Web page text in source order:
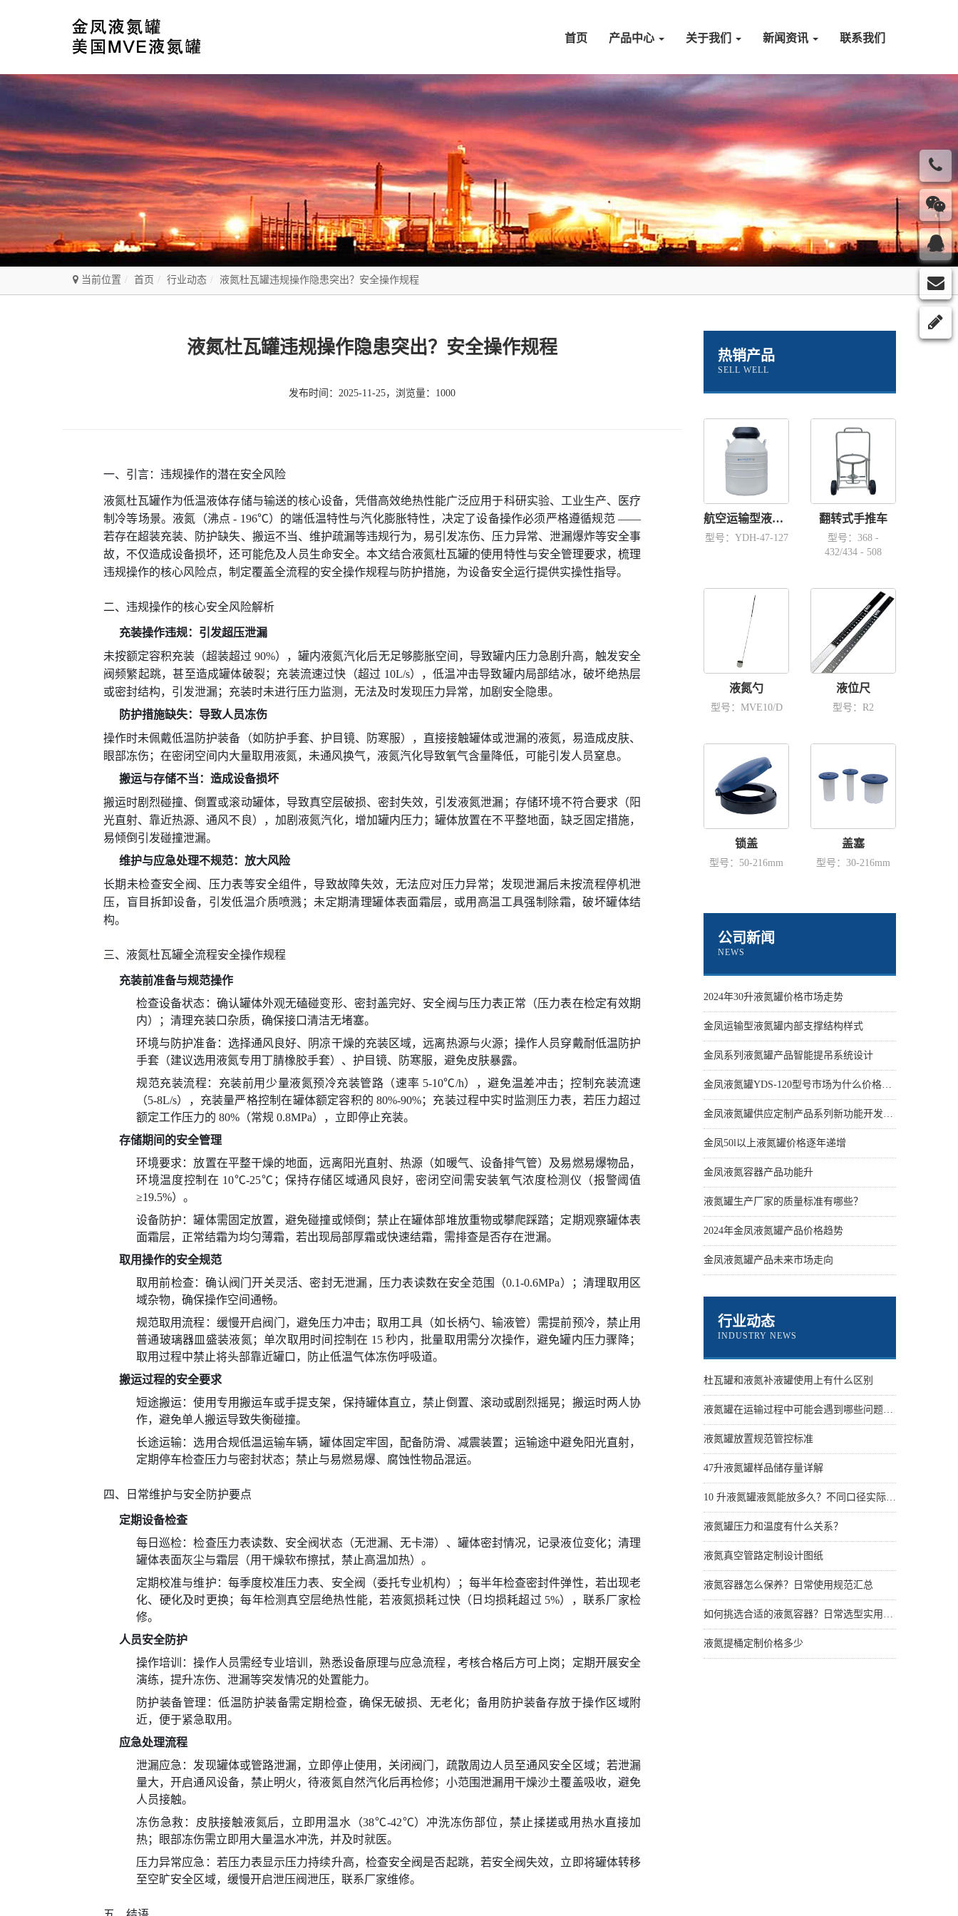
首页 产品中心 关于我们 新闻资讯 联系我们
当前位置 首页 行业动态 液氮杜瓦罐违规操作隐患突出？安全操作规程
液氮杜瓦罐违规操作隐患突出？安全操作规程
发布时间：2025-11-25，浏览量：1000
一、引言：违规操作的潜在安全风险
液氮杜瓦罐作为低温液体存储与输送的核心设备，凭借高效绝热性能广泛应用于科研实验、工业生产、医疗
制冷等场景。液氮（沸点 - 196℃）的端低温特性与汽化膨胀特性，决定了设备操作必须严格遵循规范 ——
若存在超装充装、防护缺失、搬运不当、维护疏漏等违规行为，易引发冻伤、压力异常、泄漏爆炸等安全事
故，不仅造成设备损坏，还可能危及人员生命安全。本文结合液氮杜瓦罐的使用特性与安全管理要求，梳理
违规操作的核心风险点，制定覆盖全流程的安全操作规程与防护措施，为设备安全运行提供实操性指导。
二、违规操作的核心安全风险解析
充装操作违规：引发超压泄漏
未按额定容积充装（超装超过 90%），罐内液氮汽化后无足够膨胀空间，导致罐内压力急剧升高，触发安全
阀频繁起跳，甚至造成罐体破裂；充装流速过快（超过 10L/s），低温冲击导致罐内局部结冰，破坏绝热层
或密封结构，引发泄漏；充装时未进行压力监测，无法及时发现压力异常，加剧安全隐患。
防护措施缺失：导致人员冻伤
操作时未佩戴低温防护装备（如防护手套、护目镜、防寒服），直接接触罐体或泄漏的液氮，易造成皮肤、
眼部冻伤；在密闭空间内大量取用液氮，未通风换气，液氮汽化导致氧气含量降低，可能引发人员窒息。
搬运与存储不当：造成设备损坏
搬运时剧烈碰撞、倒置或滚动罐体，导致真空层破损、密封失效，引发液氮泄漏；存储环境不符合要求（阳
光直射、靠近热源、通风不良），加剧液氮汽化，增加罐内压力；罐体放置在不平整地面，缺乏固定措施，
易倾倒引发碰撞泄漏。
维护与应急处理不规范：放大风险
长期未检查安全阀、压力表等安全组件，导致故障失效，无法应对压力异常；发现泄漏后未按流程停机泄
压，盲目拆卸设备，引发低温介质喷溅；未定期清理罐体表面霜层，或用高温工具强制除霜，破坏罐体结
构。
三、液氮杜瓦罐全流程安全操作规程
充装前准备与规范操作
检查设备状态：确认罐体外观无磕碰变形、密封盖完好、安全阀与压力表正常（压力表在检定有效期
内）；清理充装口杂质，确保接口清洁无堵塞。
环境与防护准备：选择通风良好、阴凉干燥的充装区域，远离热源与火源；操作人员穿戴耐低温防护
手套（建议选用液氮专用丁腈橡胶手套）、护目镜、防寒服，避免皮肤暴露。
规范充装流程：充装前用少量液氮预冷充装管路（速率 5-10℃/h），避免温差冲击；控制充装流速
（5-8L/s），充装量严格控制在罐体额定容积的 80%-90%；充装过程中实时监测压力表，若压力超过
额定工作压力的 80%（常规 0.8MPa），立即停止充装。
存储期间的安全管理
环境要求：放置在平整干燥的地面，远离阳光直射、热源（如暖气、设备排气管）及易燃易爆物品，
环境温度控制在 10℃-25℃；保持存储区域通风良好，密闭空间需安装氧气浓度检测仪（报警阈值
≥19.5%）。
设备防护：罐体需固定放置，避免碰撞或倾倒；禁止在罐体部堆放重物或攀爬踩踏；定期观察罐体表
面霜层，正常结霜为均匀薄霜，若出现局部厚霜或快速结霜，需排查是否存在泄漏。
取用操作的安全规范
取用前检查：确认阀门开关灵活、密封无泄漏，压力表读数在安全范围（0.1-0.6MPa）；清理取用区
域杂物，确保操作空间通畅。
规范取用流程：缓慢开启阀门，避免压力冲击；取用工具（如长柄勺、输液管）需提前预冷，禁止用
普通玻璃器皿盛装液氮；单次取用时间控制在 15 秒内，批量取用需分次操作，避免罐内压力骤降；
取用过程中禁止将头部靠近罐口，防止低温气体冻伤呼吸道。
搬运过程的安全要求
短途搬运：使用专用搬运车或手提支架，保持罐体直立，禁止倒置、滚动或剧烈摇晃；搬运时两人协
作，避免单人搬运导致失衡碰撞。
长途运输：选用合规低温运输车辆，罐体固定牢固，配备防滑、减震装置；运输途中避免阳光直射，
定期停车检查压力与密封状态；禁止与易燃易爆、腐蚀性物品混运。
四、日常维护与安全防护要点
定期设备检查
每日巡检：检查压力表读数、安全阀状态（无泄漏、无卡滞）、罐体密封情况，记录液位变化；清理
罐体表面灰尘与霜层（用干燥软布擦拭，禁止高温加热）。
定期校准与维护：每季度校准压力表、安全阀（委托专业机构）；每半年检查密封件弹性，若出现老
化、硬化及时更换；每年检测真空层绝热性能，若液氮损耗过快（日均损耗超过 5%），联系厂家检
修。
人员安全防护
操作培训：操作人员需经专业培训，熟悉设备原理与应急流程，考核合格后方可上岗；定期开展安全
演练，提升冻伤、泄漏等突发情况的处置能力。
防护装备管理：低温防护装备需定期检查，确保无破损、无老化；备用防护装备存放于操作区域附
近，便于紧急取用。
应急处理流程
泄漏应急：发现罐体或管路泄漏，立即停止使用，关闭阀门，疏散周边人员至通风安全区域；若泄漏
量大，开启通风设备，禁止明火，待液氮自然汽化后再检修；小范围泄漏用干燥沙土覆盖吸收，避免
人员接触。
冻伤急救：皮肤接触液氮后，立即用温水（38℃-42℃）冲洗冻伤部位，禁止揉搓或用热水直接加
热；眼部冻伤需立即用大量温水冲洗，并及时就医。
压力异常应急：若压力表显示压力持续升高，检查安全阀是否起跳，若安全阀失效，立即将罐体转移
至空旷安全区域，缓慢开启泄压阀泄压，联系厂家维修。
热销产品
SELL WELL
航空运输型液氮容器YDH-47-127
型号：YDH-47-127
翻转式手推车
型号：368 -
432/434 - 508
液氮勺
型号：MVE10/D
液位尺
型号：R2
锁盖
型号：50-216mm
盖塞
型号：30-216mm
公司新闻
NEWS
2024年30升液氮罐价格市场走势
金凤运输型液氮罐内部支撑结构样式
金凤系列液氮罐产品智能提吊系统设计
金凤液氮罐YDS-120型号市场为什么价格性价比更高些
金凤液氮罐供应定制产品系列新功能开发设计
金凤50l以上液氮罐价格逐年递增
金凤液氮容器产品功能升
液氮罐生产厂家的质量标准有哪些？
2024年金凤液氮罐产品价格趋势
金凤液氮罐产品未来市场走向
行业动态
INDUSTRY NEWS
杜瓦罐和液氮补液罐使用上有什么区别
液氮罐在运输过程中可能会遇到哪些问题？怎么解决
液氮罐放置规范管控标准
47升液氮罐样品储存量详解
10 升液氮罐液氮能放多久？不同口径实际保存天数
液氮罐压力和温度有什么关系？
液氮真空管路定制设计图纸
液氮容器怎么保养？日常使用规范汇总
如何挑选合适的液氮容器？日常选型实用技巧
液氮提桶定制价格多少